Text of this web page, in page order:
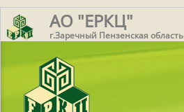
АО "ЕРКЦ"
г.Заречный Пензенская область